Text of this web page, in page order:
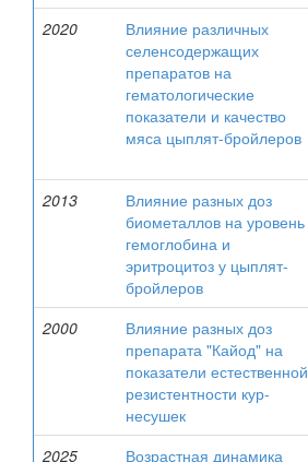
2020
Влияние различных
селенсодержащих
препаратов на
гематологические
показатели и качество
мяса цыплят-бройлеров
2013
Влияние разных доз
биометаллов на уровень
гемоглобина и
эритроцитоз у цыплят-
бройлеров
2000
Влияние разных доз
препарата "Кайод" на
показатели естественной
резистентности кур-
несушек
2025 Возрастная динамика